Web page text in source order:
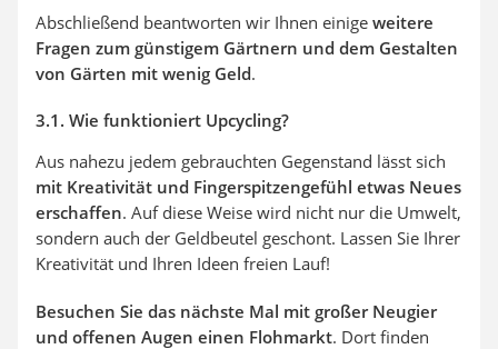
Abschließend beantworten wir Ihnen einige weitere
Fragen zum günstigem Gärtnern und dem Gestalten
von Gärten mit wenig Geld.
3.1. Wie funktioniert Upcycling?
Aus nahezu jedem gebrauchten Gegenstand lässt sich
mit Kreativität und Fingerspitzengefühl etwas Neues
erschaffen. Auf diese Weise wird nicht nur die Umwelt,
sondern auch der Geldbeutel geschont. Lassen Sie Ihrer
Kreativität und Ihren Ideen freien Lauf!
Besuchen Sie das nächste Mal mit großer Neugier
und offenen Augen einen Flohmarkt. Dort finden